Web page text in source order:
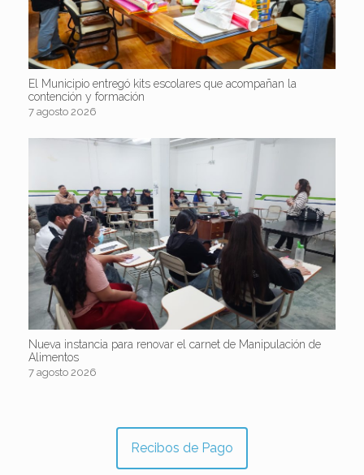
El Municipio entregó kits escolares que acompañan la
contención y formación
7 agosto 2026
Nueva instancia para renovar el carnet de Manipulación de
Alimentos
7 agosto 2026
Recibos de Pago